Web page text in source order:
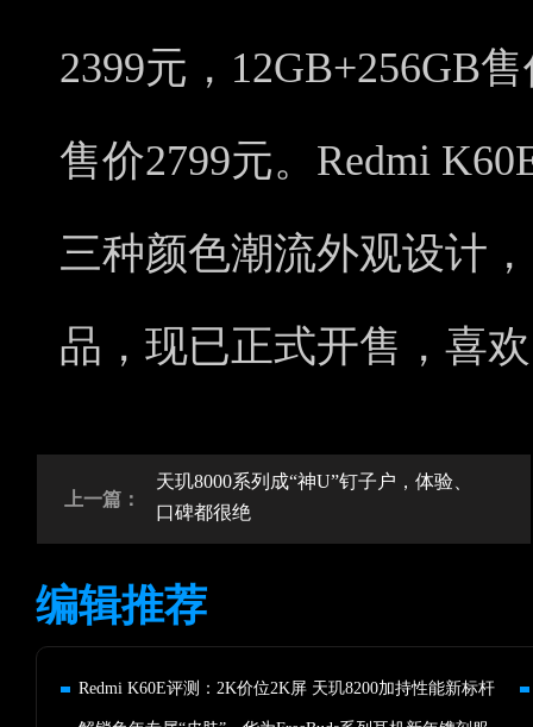
2399元，12GB+256GB
售价2799元。Redmi
三种颜色潮流外观设计
品，现已正式开售，喜
上一篇：
天玑8000系列成“神U”钉子户，体验、
口碑都很绝
编辑推荐
Redmi K60E评测：2K价位2K屏 天玑8200加持性能新标杆